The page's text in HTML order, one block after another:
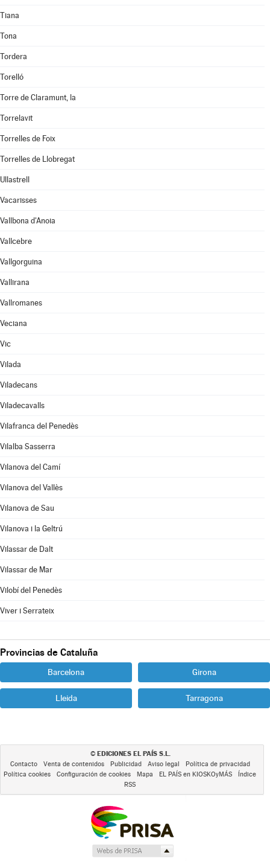
Tiana
Tona
Tordera
Torelló
Torre de Claramunt, la
Torrelavit
Torrelles de Foix
Torrelles de Llobregat
Ullastrell
Vacarisses
Vallbona d'Anoia
Vallcebre
Vallgorguina
Vallirana
Vallromanes
Veciana
Vic
Vilada
Viladecans
Viladecavalls
Vilafranca del Penedès
Vilalba Sasserra
Vilanova del Camí
Vilanova del Vallès
Vilanova de Sau
Vilanova i la Geltrú
Vilassar de Dalt
Vilassar de Mar
Vilobí del Penedès
Viver i Serrateix
Provincias de Cataluña
Barcelona Girona
Lleida Tarragona
© EDICIONES EL PAÍS S.L.
Contacto Venta de contenidos Publicidad Aviso legal
Política de privacidad
Política cookies
Configuración de cookies Mapa EL PAÍS en KIOSKOyMÁS
Índice
RSS